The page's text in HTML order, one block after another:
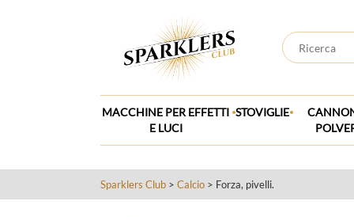
MACCHINE PER EFFETTI
E LUCI
.STOVIGLIE.
Sparklers Club > Calcio > Forza, pivelli.